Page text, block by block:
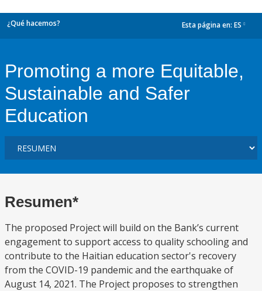
¿Qué hacemos? Esta página en: ES
Promoting a more Equitable,
Sustainable and Safer
Education
Resumen*
The proposed Project will build on the Bank’s current
engagement to support access to quality schooling and
contribute to the Haitian education sector's recovery
from the COVID-19 pandemic and the earthquake of
August 14, 2021. The Project proposes to strengthen